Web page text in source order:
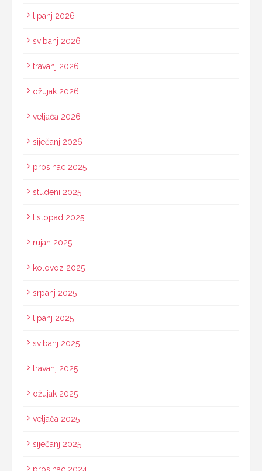
lipanj 2026
svibanj 2026
travanj 2026
ožujak 2026
veljača 2026
siječanj 2026
prosinac 2025
studeni 2025
listopad 2025
rujan 2025
kolovoz 2025
srpanj 2025
lipanj 2025
svibanj 2025
travanj 2025
ožujak 2025
veljača 2025
siječanj 2025